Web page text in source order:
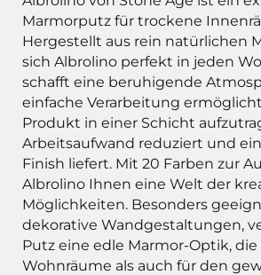
Marmorputz für trockene
Hergestellt aus rein natürlichen
sich Albrolino perfekt in jeden
schafft eine beruhigende
einfache Verarbeitung
Produkt in einer Schicht
Arbeitsaufwand reduziert und
Finish liefert. Mit 20 Farben zur
Albrolino Ihnen eine Welt der
Möglichkeiten. Besonders
dekorative Wandgestaltungen,
Putz eine edle Marmor-Optik,
Wohnräume als auch für den